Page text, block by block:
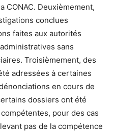
CONAC. Deuxièmement,
conclues
faites aux autorités
sans
Troisièmement, des
adressées à certaines
en cours de
dossiers ont été
pour des cas
pas de la compétence